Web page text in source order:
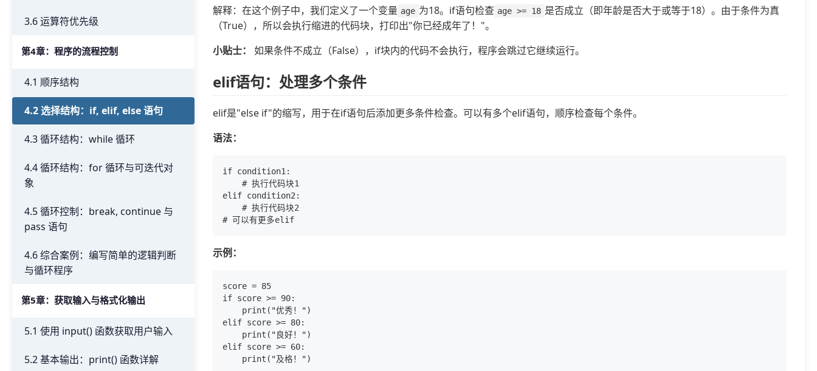
3.6 运算符优先级
第4章：程序的流程控制
4.1 顺序结构
4.2 选择结构：if, elif, else 语句
4.3 循环结构：while 循环
4.4 循环结构：for 循环与可迭代对
象
4.5 循环控制：break, continue 与
pass 语句
4.6 综合案例：编写简单的逻辑判断
与循环程序
第5章：获取输入与格式化输出
5.1 使用 input() 函数获取用户输入
5.2 基本输出：print() 函数详解
解释：在这个例子中，我们定义了一个变量 age 为18。if语句检查 age >= 18 是否成立（即年龄是否大于或等于18）。由于条件为真
（True），所以会执行缩进的代码块，打印出"你已经成年了！"。
小贴士：
如果条件不成立（False），if块内的代码不会执行，程序会跳过它继续运行。
elif语句：处理多个条件
elif是"else if"的缩写，用于在if语句后添加更多条件检查。可以有多个elif语句，顺序检查每个条件。
语法：
if condition1:
    # 执行代码块1
elif condition2:
    # 执行代码块2
示例：
score = 85
if score >= 90:
    print("优秀！")
elif score >= 80:
    print("良好！")
elif score >= 60: